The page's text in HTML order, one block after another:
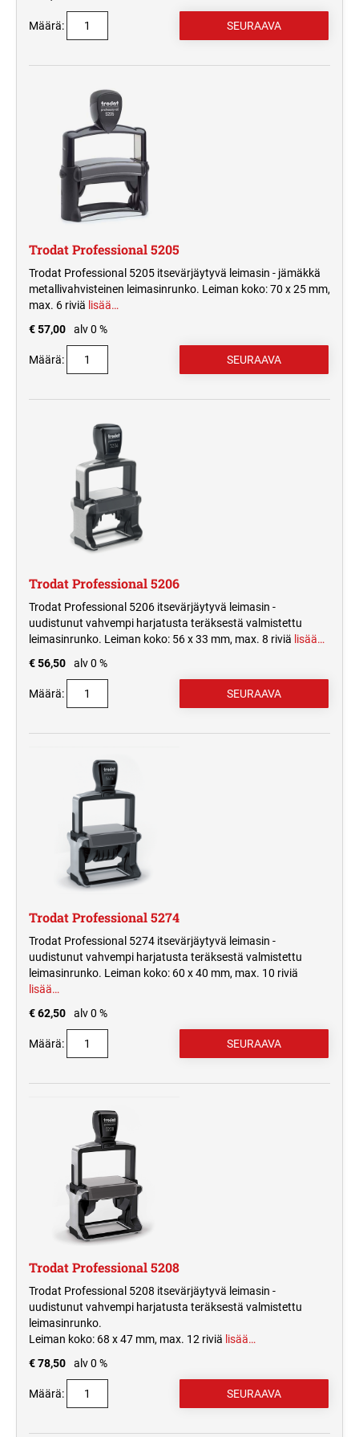
Määrä:
Trodat Professional 5205
Trodat Professional 5205 itsevärjäytyvä leimasin - jämäkkä
metallivahvisteinen leimasinrunko. Leiman koko: 70 x 25 mm,
max. 6 riviä lisää…
€ 57,00
alv 0 %
Määrä:
Trodat Professional 5206
Trodat Professional 5206 itsevärjäytyvä leimasin -
uudistunut vahvempi harjatusta teräksestä valmistettu
leimasinrunko. Leiman koko: 56 x 33 mm, max. 8 riviä lisää…
€ 56,50
alv 0 %
Määrä:
Trodat Professional 5274
Trodat Professional 5274 itsevärjäytyvä leimasin -
uudistunut vahvempi harjatusta teräksestä valmistettu
leimasinrunko. Leiman koko: 60 x 40 mm, max. 10 riviä
lisää…
€ 62,50
alv 0 %
Määrä:
Trodat Professional 5208
Trodat Professional 5208 itsevärjäytyvä leimasin -
uudistunut vahvempi harjatusta teräksestä valmistettu
leimasinrunko.
Leiman koko: 68 x 47 mm, max. 12 riviä lisää…
€ 78,50
alv 0 %
Määrä: